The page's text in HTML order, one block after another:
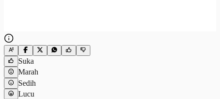
Suka
Marah
Sedih
Lucu